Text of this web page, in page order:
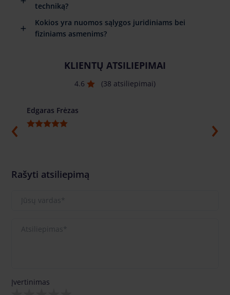
techniką?
Kokios yra nuomos sąlygos juridiniams bei
fiziniams asmenims?
KLIENTŲ ATSILIEPIMAI
4.6 (38 atsiliepimai)
Edgaras Frėzas
Rašyti atsiliepimą
Įvertinimas